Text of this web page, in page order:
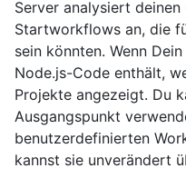
Server analysiert
Startworkflows an, die
sein könnten. Wenn
Node.js-Code enthält,
Projekte angezeigt. Du
Ausgangspunkt
benutzerdefinierten
kannst sie unverändert